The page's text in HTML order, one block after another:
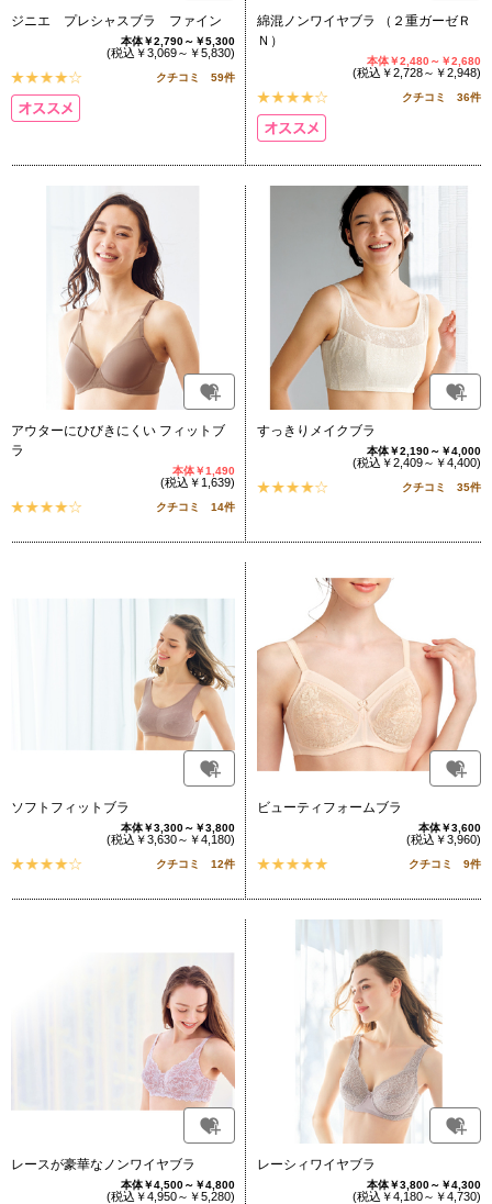
ジニエ プレシャスブラ ファイン
本体￥2,790～￥5,300
(税込￥3,069～￥5,830)
クチコミ 59件
綿混ノンワイヤブラ （２重ガーゼＲ
Ｎ）
本体￥2,480～￥2,680
(税込￥2,728～￥2,948)
クチコミ 36件
アウターにひびきにくい フィットブ
ラ
本体￥1,490
(税込￥1,639)
クチコミ 14件
すっきりメイクブラ
本体￥2,190～￥4,000
(税込￥2,409～￥4,400)
クチコミ 35件
ソフトフィットブラ
本体￥3,300～￥3,800
(税込￥3,630～￥4,180)
クチコミ 12件
ビューティフォームブラ
本体￥3,600
(税込￥3,960)
クチコミ 9件
レースが豪華なノンワイヤブラ
本体￥4,500～￥4,800
(税込￥4,950～￥5,280)
レーシィワイヤブラ
本体￥3,800～￥4,300
(税込￥4,180～￥4,730)